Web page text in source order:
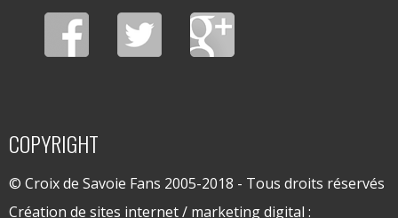
COPYRIGHT
© Croix de Savoie Fans 2005-2018 - Tous droits réservés
Création de sites internet / marketing digital :